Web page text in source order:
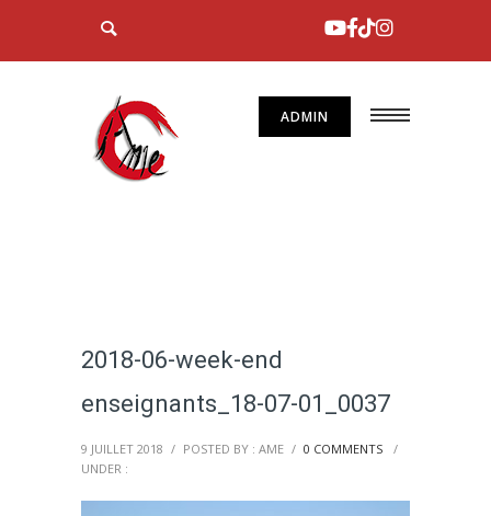
ADMIN
2018-06-week-end
enseignants_18-07-01_0037
9 JUILLET 2018 / POSTED BY : AME / 0 COMMENTS
/
UNDER :